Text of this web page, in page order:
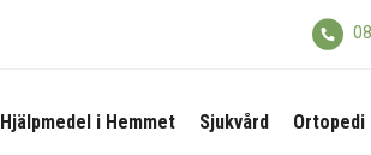
Hjälpmedel i Hemmet Sjukvård Ortopedi